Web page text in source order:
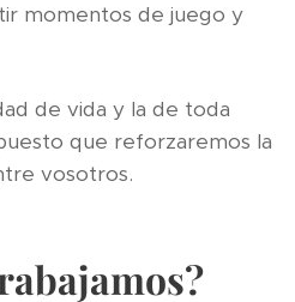
momentos de juego y
de vida y la de toda
que reforzaremos la
vosotros.